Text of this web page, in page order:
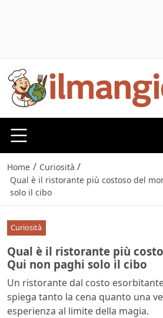
Home / Curiosità /
Qual è il ristorante più costoso del
solo il cibo
Curiosità
Qual è il ristorante più
Qui non paghi solo il cibo
Un ristorante dal costo
spiega tanto la cena quanto una
esperienza al limite della magia.